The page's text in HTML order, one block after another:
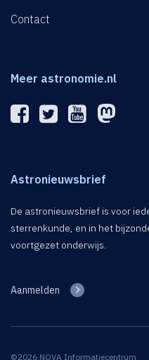
Contact
Meer astronomie.nl
Astronieuwsbrief
De astronieuwsbrief is voor
sterrenkunde, en in het
voortgezet onderwijs.
Aanmelden
©2026 NOVA Informatiecentrum